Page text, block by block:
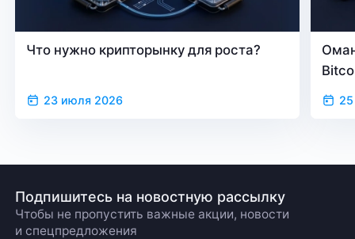
Что нужно крипторынку для роста?
23 июля 2026
Подпишитесь на новостную рассылку
Чтобы не пропустить важные акции, новости
и спецпредложения